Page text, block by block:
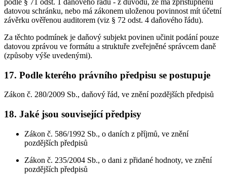
datovou schránku, nebo má zákonem uloženou povinnost mít účetní
závěrku ověřenou auditorem (viz § 72 odst. 4 daňového řádu).
Za těchto podmínek je daňový subjekt povinen učinit podání pouze
datovou zprávou ve formátu a struktuře zveřejněné správcem daně
(způsoby výše uvedenými).
17. Podle kterého právního předpisu se postupuje
Zákon č. 280/2009 Sb., daňový řád, ve znění pozdějších předpisů
18. Jaké jsou související předpisy
Zákon č. 586/1992 Sb., o daních z příjmů, ve znění
pozdějších předpisů
Zákon č. 235/2004 Sb., o dani z přidané hodnoty, ve znění
pozdějších předpisů